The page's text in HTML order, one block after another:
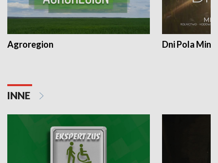
Agroregion Dni Pola
INNE